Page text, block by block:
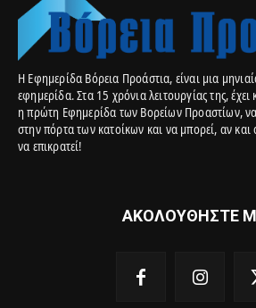
Η Εφημερίδα Βόρεια Προάστια, είναι μια
εφημερίδα. Στα 15 χρόνια λειτουργίας της, έχει
η πρώτη Εφημερίδα των Βορείων Προαστίων,
στην πόρτα των κατοίκων και να μπορεί, αν και
να επικρατεί!
ΑΚΟΛΟΥΘΗΣΤΕ